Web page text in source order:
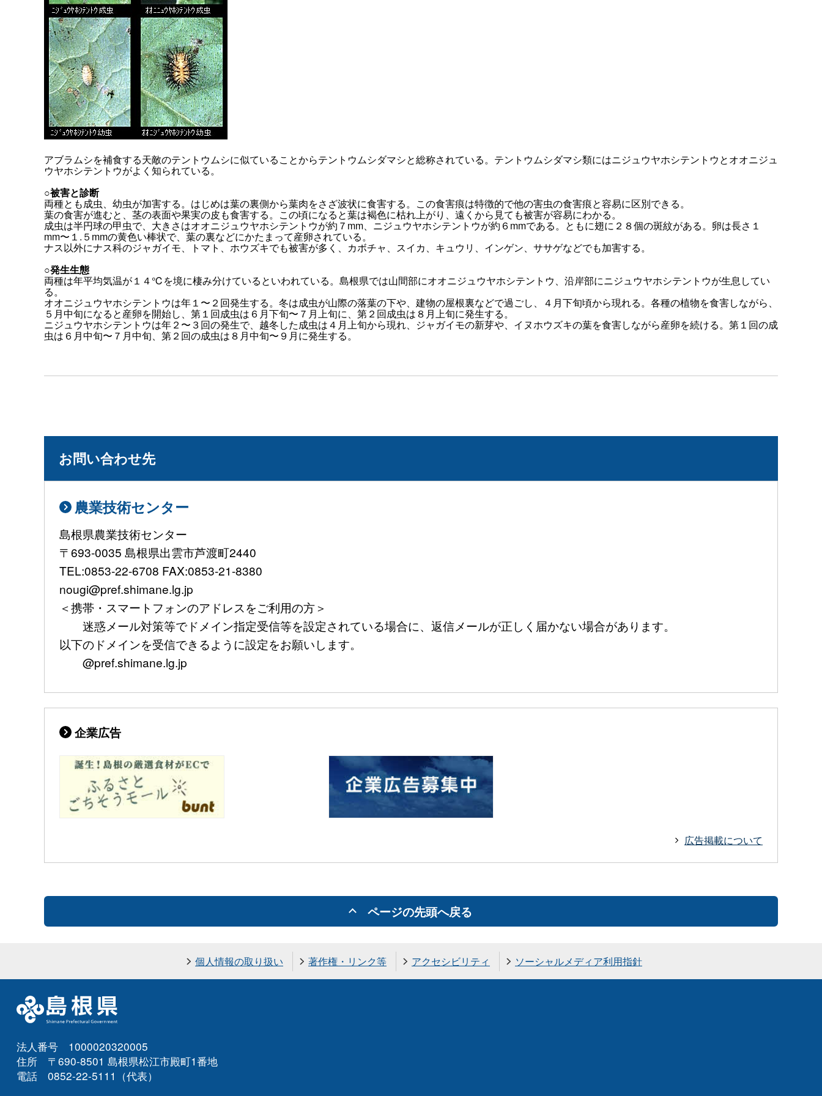
アブラムシを補食する天敵のテントウムシに似ていることからテントウムシダマシと総称されている。テントウムシダマシ類にはニジュウヤホシテントウとオオニジュ
ウヤホシテントウがよく知られている。
○被害と診断
両種とも成虫、幼虫が加害する。はじめは葉の裏側から葉肉をさざ波状に食害する。この食害痕は特徴的で他の害虫の食害痕と容易に区別できる。
葉の食害が進むと、茎の表面や果実の皮も食害する。この頃になると葉は褐色に枯れ上がり、遠くから見ても被害が容易にわかる。
成虫は半円球の甲虫で、大きさはオオニジュウヤホシテントウが約７mm、ニジュウヤホシテントウが約６mmである。ともに翅に２８個の斑紋がある。卵は長さ１
mm〜１.５mmの黄色い棒状で、葉の裏などにかたまって産卵されている。
ナス以外にナス科のジャガイモ、トマト、ホウズキでも被害が多く、カボチャ、スイカ、キュウリ、インゲン、ササゲなどでも加害する。
○発生生態
両種は年平均気温が１４℃を境に棲み分けているといわれている。島根県では山間部にオオニジュウヤホシテントウ、沿岸部にニジュウヤホシテントウが生息してい
る。
オオニジュウヤホシテントウは年１〜２回発生する。冬は成虫が山際の落葉の下や、建物の屋根裏などで過ごし、４月下旬頃から現れる。各種の植物を食害しながら、
５月中旬になると産卵を開始し、第１回成虫は６月下旬〜７月上旬に、第２回成虫は８月上旬に発生する。
ニジュウヤホシテントウは年２〜３回の発生で、越冬した成虫は４月上旬から現れ、ジャガイモの新芽や、イヌホウズキの葉を食害しながら産卵を続ける。第１回の成
虫は６月中旬〜７月中旬、第２回の成虫は８月中旬〜９月に発生する。
お問い合わせ先
農業技術センター
島根県農業技術センター
〒693-0035 島根県出雲市芦渡町2440
TEL:0853-22-6708 FAX:0853-21-8380
nougi@pref.shimane.lg.jp
＜携帯・スマートフォンのアドレスをご利用の方＞
迷惑メール対策等でドメイン指定受信等を設定されている場合に、返信メールが正しく届かない場合があります。
以下のドメインを受信できるように設定をお願いします。
@pref.shimane.lg.jp
企業広告
広告掲載について
ページの先頭へ戻る
個人情報の取り扱い 著作権・リンク等 アクセシビリティ ソーシャルメディア利用指針
法人番号 1000020320005
住所 〒690-8501 島根県松江市殿町1番地
電話 0852-22-5111（代表）